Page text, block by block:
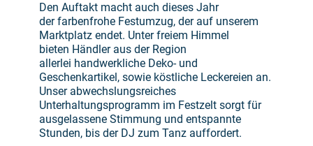
Den Auftakt macht auch dieses Jahr
der farbenfrohe Festumzug, der auf unserem
Marktplatz endet. Unter freiem Himmel
bieten Händler aus der Region
allerlei handwerkliche Deko- und
Geschenkartikel, sowie köstliche Leckereien an.
Unser abwechslungsreiches
Unterhaltungsprogramm im Festzelt sorgt für
ausgelassene Stimmung und entspannte
Stunden, bis der DJ zum Tanz auffordert.